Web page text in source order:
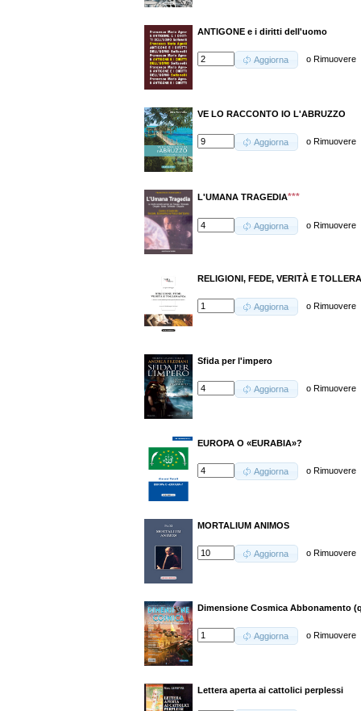
ANTIGONE e i diritti dell'uomo
Aggiorna oRimuovere
VE LO RACCONTO IO L'ABRUZZO
Aggiorna oRimuovere
L'UMANA TRAGEDIA***
Aggiorna oRimuovere
RELIGIONI, FEDE, VERITÀ E
Aggiorna oRimuovere
Sfida per l'impero
Aggiorna oRimuovere
EUROPA O «EURABIA»?
Aggiorna oRimuovere
MORTALIUM ANIMOS
Aggiorna oRimuovere
Dimensione Cosmica Abbonamento
Aggiorna oRimuovere
Lettera aperta ai cattolici perplessi